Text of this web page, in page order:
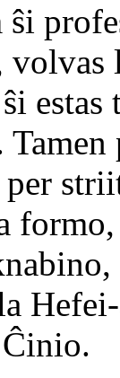
ŝi
per